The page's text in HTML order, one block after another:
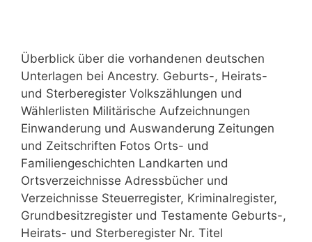
Überblick über die vorhandenen deutschen
Unterlagen bei Ancestry. Geburts-, Heirats-
und Sterberegister Volkszählungen und
Wählerlisten Militärische Aufzeichnungen
Einwanderung und Auswanderung Zeitungen
und Zeitschriften Fotos Orts- und
Familiengeschichten Landkarten und
Ortsverzeichnisse Adressbücher und
Verzeichnisse Steuerregister, Kriminalregister,
Grundbesitzregister und Testamente Geburts-,
Heirats- und Sterberegister Nr. Titel